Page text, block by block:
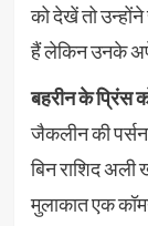
को देखें तो उन्होंने
हैं लेकिन उनके
बहरीन के प्रिंस
जैकलीन की
बिन राशिद
मुलाकात एक